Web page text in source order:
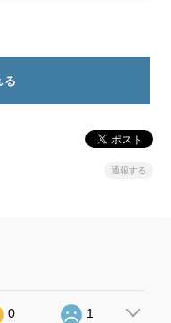
通報する
0 1